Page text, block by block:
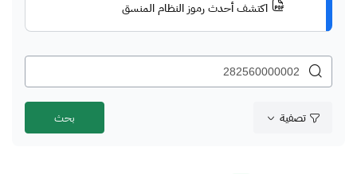
اكتشف أحدث رموز النظام المنسق
تصفية